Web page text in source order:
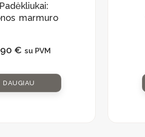
Padėkliukai:
marmuro
€ su PVM
DAUGIAU